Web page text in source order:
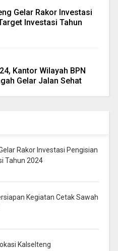
Gelar Rakor Investasi
Investasi Tahun
Kantor Wilayah BPN
Gelar Jalan Sehat
Rakor Investasi Pengisian
Tahun 2024
Kegiatan Cetak Sawah
Kalselteng